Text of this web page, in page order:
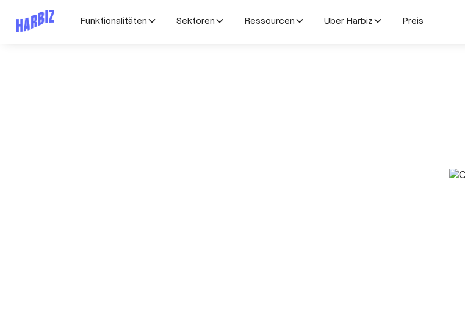
Funktionalitäten Sektoren Ressourcen Über Harbiz Preis